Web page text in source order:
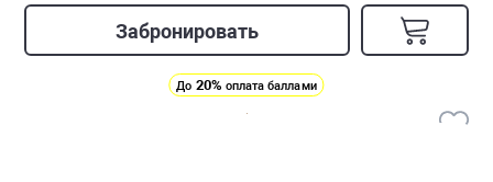
Забронировать
До 20% оплата баллами